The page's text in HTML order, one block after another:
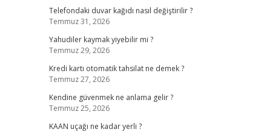
Telefondaki duvar kağıdı nasıl değiştirilir ?
Temmuz 31, 2026
Yahudiler kaymak yiyebilir mi ?
Temmuz 29, 2026
Kredi kartı otomatik tahsilat ne demek ?
Temmuz 27, 2026
Kendine güvenmek ne anlama gelir ?
Temmuz 25, 2026
KAAN uçağı ne kadar yerli ?